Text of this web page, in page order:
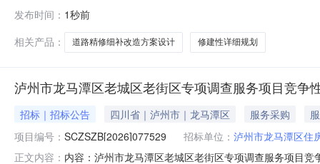
案设计（含修建性详细规划）五、合同主体采购人(甲方
发布时间： 1秒前
相关产品：
道路精修细补改造方案设计 修建性详细规划
泸州市龙马潭区老城区老街区专项调查服务项目竞争
招标｜招标公告 四川省｜泸州市｜龙马潭区 服务采购
项目编号： SCZSZB[2026]077529 招标单位： 泸州市龙马潭区住
正文内容： 内容：泸州市龙马潭区老城区老街区专项调查服务项目